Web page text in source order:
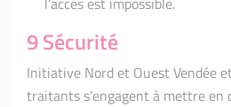
9 Sécurité
Initiative Nord et Ouest Vendée
traitants s’engagent à mettre